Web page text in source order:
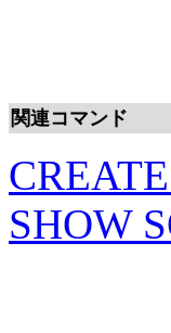
関連コマンド
SHOW